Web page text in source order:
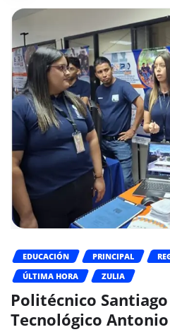
EDUCACIÓN PRINCIPAL
ÚLTIMA HORA
ZULIA
Politécnico
Tecnológico Antonio